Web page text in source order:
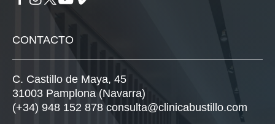
CONTACTO
C. Castillo de Maya, 45
31003 Pamplona (Navarra)
(+34) 948 152 878 consulta@clinicabustillo.com